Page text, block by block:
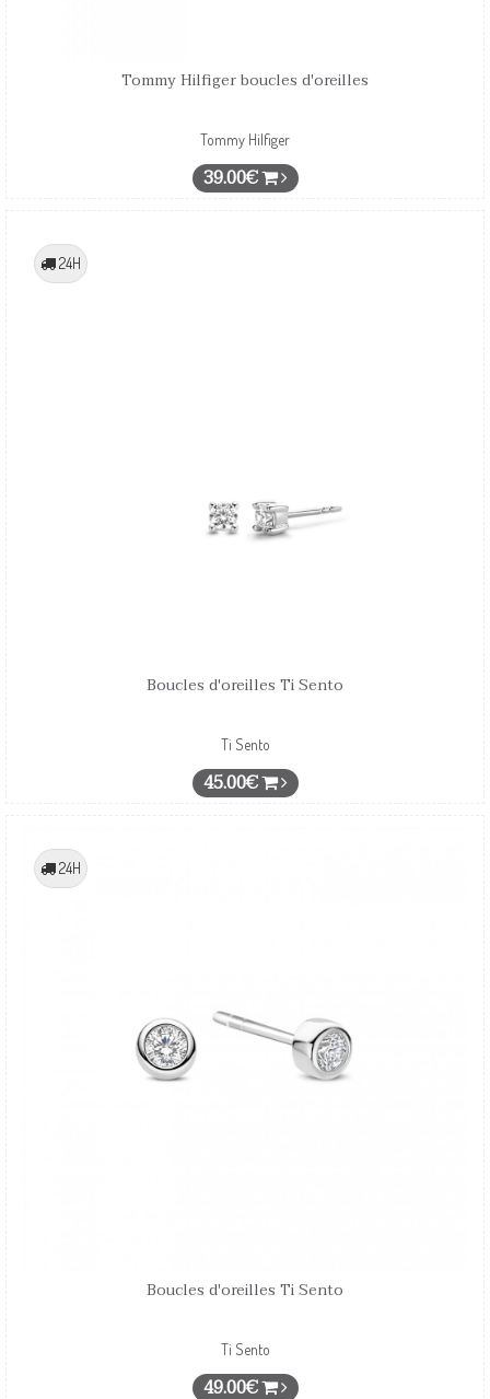
Tommy Hilfiger boucles d'oreilles
Tommy Hilfiger
39.00€
24H
Boucles d'oreilles Ti Sento
Ti Sento
45.00€
24H
Boucles d'oreilles Ti Sento
Ti Sento
49.00€